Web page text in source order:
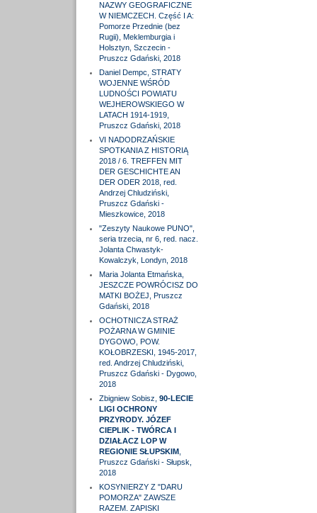
NAZWY GEOGRAFICZNE
W NIEMCZECH. Część I A:
Pomorze Przednie (bez
Rugii), Meklemburgia i
Holsztyn, Szczecin -
Pruszcz Gdański, 2018
Daniel Dempc, STRATY
WOJENNE WŚRÓD
LUDNOŚCI POWIATU
WEJHEROWSKIEGO W
LATACH 1914-1919,
Pruszcz Gdański, 2018
VI NADODRZAŃSKIE
SPOTKANIA Z HISTORIĄ
2018 / 6. TREFFEN MIT
DER GESCHICHTE AN
DER ODER 2018, red.
Andrzej Chludziński,
Pruszcz Gdański -
Mieszkowice, 2018
"Zeszyty Naukowe PUNO",
seria trzecia, nr 6, red. nacz.
Jolanta Chwastyk-
Kowalczyk, Londyn, 2018
Maria Jolanta Etmańska,
JESZCZE POWRÓCISZ DO
MATKI BOŻEJ, Pruszcz
Gdański, 2018
OCHOTNICZA STRAŻ
POŻARNA W GMINIE
DYGOWO, POW.
KOŁOBRZESKI, 1945-2017,
red. Andrzej Chludziński,
Pruszcz Gdański - Dygowo,
2018
Zbigniew Sobisz, 90-LECIE
LIGI OCHRONY
PRZYRODY. JÓZEF
CIEPLIK - TWÓRCA I
DZIAŁACZ LOP W
REGIONIE SŁUPSKIM,
Pruszcz Gdański - Słupsk,
2018
KOSYNIERZY Z "DARU
POMORZA" ZAWSZE
RAZEM. ZAPISKI